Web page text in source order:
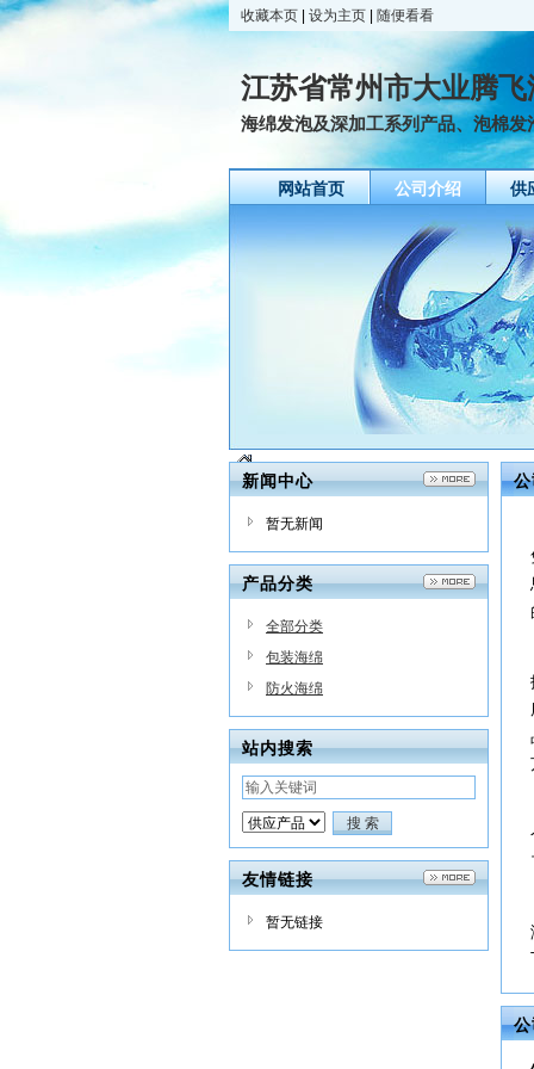
收藏本页 设为主页 随便看看
江苏省常州市大业腾飞
海绵发泡及深加工系列产品、泡棉
网站首页 公司介绍 供
新闻中心
暂无新闻
产品分类
全部分类
包装海绵
防火海绵
站内搜索
友情链接
暂无链接